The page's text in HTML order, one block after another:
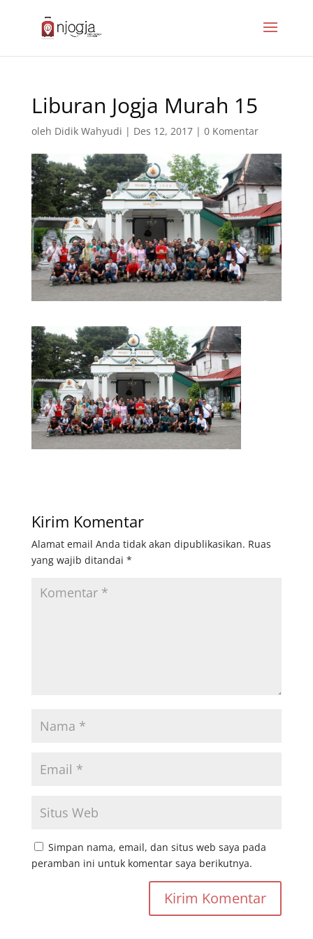
Liburan Jogja Murah 15
oleh Didik Wahyudi | Des 12, 2017| 0 Komentar
Kirim Komentar
Alamat email Anda tidak akan dipublikasikan. Ruas
yang wajib ditandai *
Simpan nama, email, dan situs web saya pada
peramban ini untuk komentar saya berikutnya.